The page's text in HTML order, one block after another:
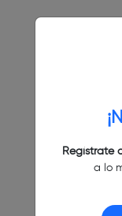
Regístrate
a lo